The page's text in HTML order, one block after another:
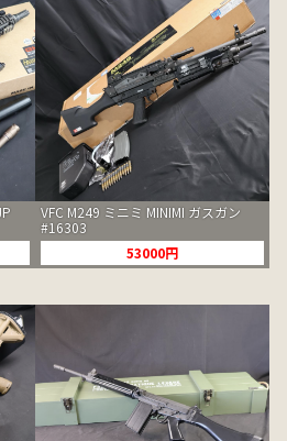
VFC M249 ミニミ MINIMI ガスガン
#16303
53000円